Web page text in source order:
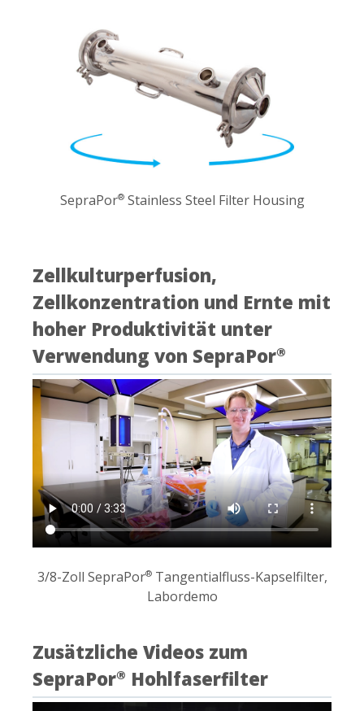
SepraPor®Stainless Steel Filter Housing
Zellkulturperfusion,
Zellkonzentration und Ernte mit
hoher Produktivität unter
Verwendung von SepraPor®
3/8-Zoll SepraPor®Tangentialfluss-Kapselfilter,
Labordemo
Zusätzliche Videos zum
SepraPor® Hohlfaserfilter